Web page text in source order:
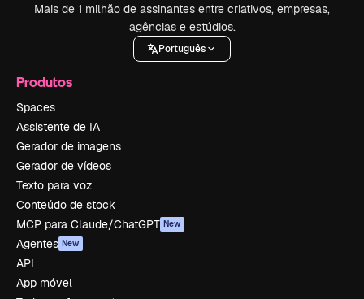
Mais de 1 milhão de assinantes entre criativos, empresas,
agências e estúdios.
Português
Produtos
Spaces
Assistente de IA
Gerador de imagens
Gerador de vídeos
Texto para voz
Conteúdo de stock
MCP para Claude/ChatGPT New
Agentes New
API
App móvel